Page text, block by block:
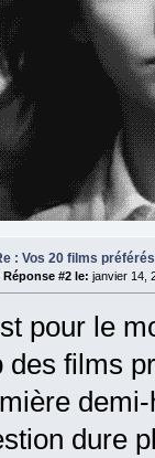
: Vos 20 films préférés
Réponse #2 le: janvier 14,
pour le
des films
dure